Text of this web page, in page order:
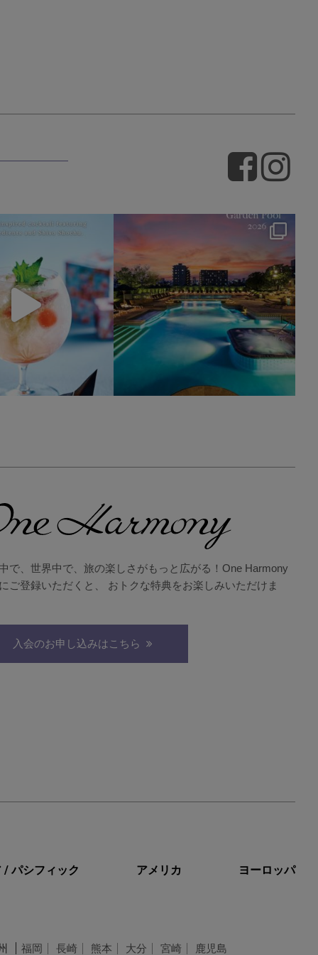
7月 22
で、世界中で、旅の楽しさがもっと広がる！One Harmony
ご登録いただくと、 おトクな特典をお楽しみいただけま
入会のお申し込みはこちら
/ パシフィック アメリカ ヨーロッパ
福岡 長崎 熊本 大分 宮崎 鹿児島